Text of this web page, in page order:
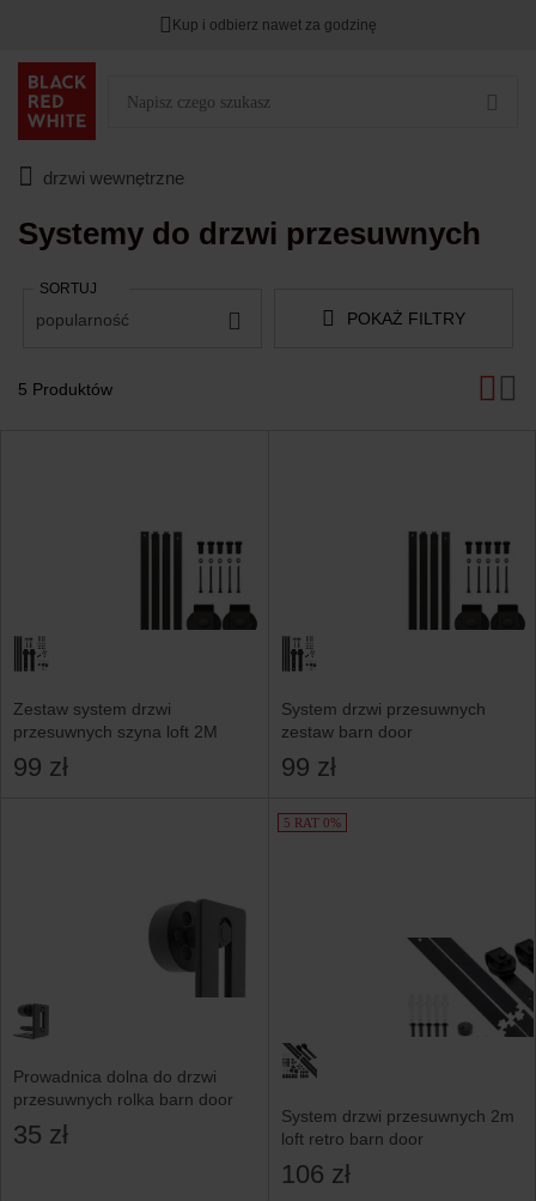
HITY DNIA przy zapisie na Newsletter.
Kup i odbierz nawet za godzinę
drzwi wewnętrzne
Systemy do drzwi przesuwnych
5 Produktów
POKAŻ FILTRY
SORTUJ
popularność
Zestaw system drzwi
przesuwnych szyna loft 2M
99 zł
System drzwi przesuwnych
zestaw barn door
99 zł
Prowadnica dolna do drzwi
przesuwnych rolka barn door
35 zł
5 RAT 0%
System drzwi przesuwnych 2m
loft retro barn door
106 zł